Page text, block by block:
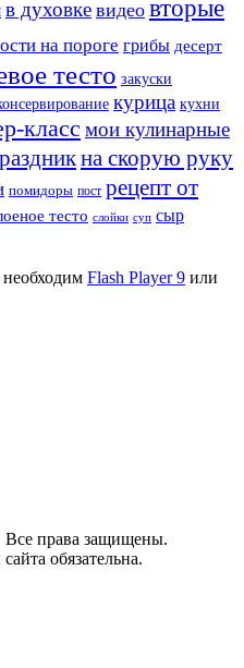
в духовке видео вторые
на пороге грибы десерт
тесто закуски
курица кухни
класс мои кулинарные
на скорую руку
помидоры пост рецепт от
тесто слойки суп сыр
необходим Flash Player 9 или
права защищены.
обязательна.